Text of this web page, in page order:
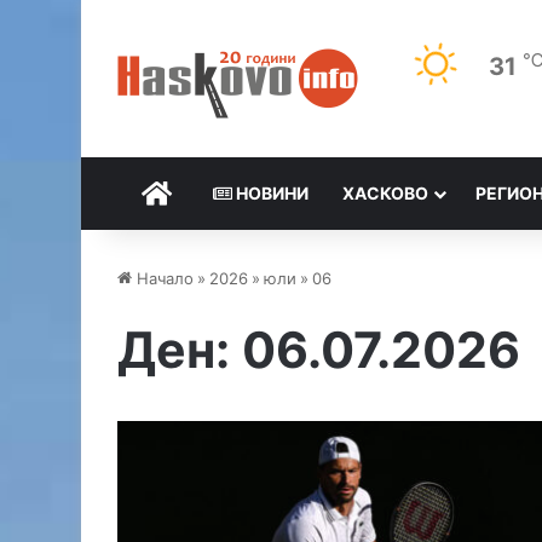
31
НАЧАЛОНОВИНИ ХАСКОВО
Начало » 2026 » юли » 06
Ден: 06.07.2026